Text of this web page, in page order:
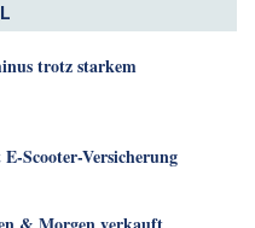
trotz starkem
Scooter-Versicherung